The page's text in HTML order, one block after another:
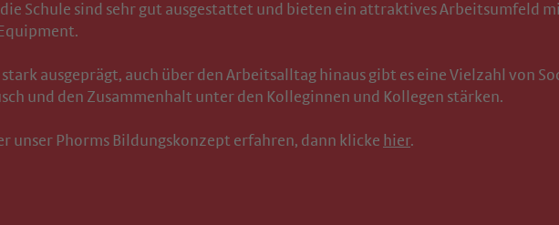
Schule sind sehr gut ausgestattet und bieten ein attraktives Arbeitsumfeld
ausgeprägt, auch über den Arbeitsalltag hinaus gibt es eine Vielzahl von
und den Zusammenhalt unter den Kolleginnen und Kollegen stärken.
unser Phorms Bildungskonzept erfahren, dann klicke hier.